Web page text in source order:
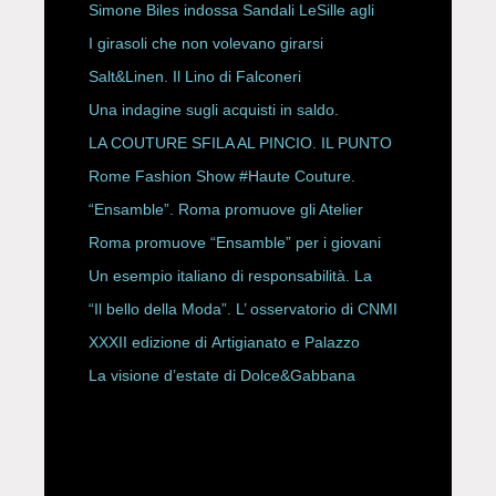
HAUTE COUTURE
Simone Biles indossa Sandali LeSille agli
ESPY Awards 2026
I girasoli che non volevano girarsi
Salt&Linen. Il Lino di Falconeri
Una indagine sugli acquisti in saldo.
LA COUTURE SFILA AL PINCIO. IL PUNTO
CON ALESSANDRO ONORATO E
ROBERTA ANGELILLI
Rome Fashion Show #Haute Couture.
“Ensamble”. Roma promuove gli Atelier
Storici
Roma promuove “Ensamble” per i giovani
Un esempio italiano di responsabilità. La
Rete Slow Fiber
“Il bello della Moda”. L’ osservatorio di CNMI
XXXII edizione di Artigianato e Palazzo
La visione d’estate di Dolce&Gabbana